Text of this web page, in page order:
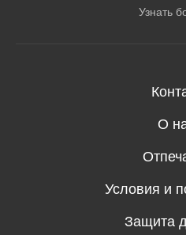
Узнать
О
Условия и
Защита